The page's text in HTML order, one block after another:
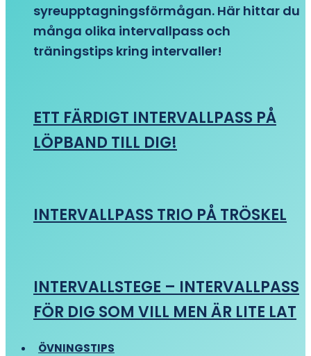
syreupptagningsförmågan. Här hittar du
många olika intervallpass och
träningstips kring intervaller!
ETT FÄRDIGT INTERVALLPASS PÅ
LÖPBAND TILL DIG!
INTERVALLPASS TRIO PÅ TRÖSKEL
INTERVALLSTEGE – INTERVALLPASS
FÖR DIG SOM VILL MEN ÄR LITE LAT
ÖVNINGSTIPS